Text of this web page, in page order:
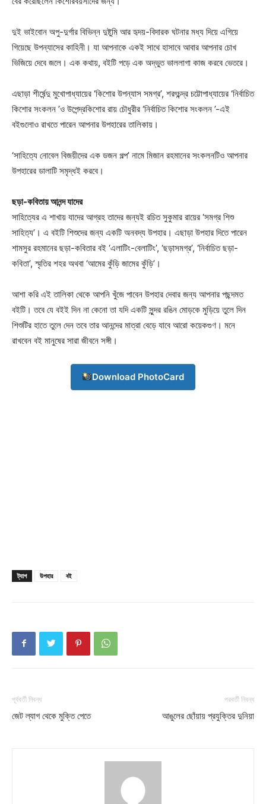
Champs21
Subscription Plans
My account
Download PhotoCard
দুই ভাইবোন অপু-দুর্গার বিভিন্ন দুষ্টুমি আর হৃদয়-বিদারক ঘটনার মধ্য দিয়ে এগিয়ে
গিয়েছে উপন্যাসের কাহিনী। যা আপনাকে একই সাথে হাসাবে আবার আপনার চোখ
ভিজিয়ে দেবে জলে। এক কথায়, বইটি পড়ে এক অদ্ভুত ভাললাগা কাজ করবে ভেতরে।
এছাড়া শীর্ষেন্দু মুখোপাধ্যায়ের ‘কিশোর উপন্যাস সমগ্র’, শরৎচন্দ্র চট্টোপাধ্যায়ের ‘নির্বাচিত
কিশোর সংকলন ’ও উপেন্দ্রকিশোর রায় চৌধুরীর ‘নির্বাচিত কিশোর সংকলন ’-এই
বইগুলোও রাখতে পারেন আপনার উপহারের তালিকায়।
‘সাহিত্যে নোবেল বিজয়ীদের এক ডজন গল্প’ নামে মিজান রহমানের সংকলনটিও আপনার
উপহারের ডালাটি সমৃদ্ধই করবে।
ছড়া-কবিতায় আনন্দ যাদের
সাহিত্যের এ শাখায় যাদের আগ্রহ তাদের জন্যই রচিত সুকুমার রায়ের ‘সমগ্র শিশু
সাহিত্য’। এ বইটি শিশুদের জন্য একটি অনবদ্য উপহার। এছাড়া উপহার দিতে পারেন
শামসুর রহমানের ছড়া-কবিতার বই ‘এলাটিং-বেলাটিং’, ‘ছড়াসমগ্র’, ‘নির্বাচিত ছড়া-
কবিতা’, স্মৃতির শহর অথবা ‘আমের কুঁড়ি জামের কুঁড়ি’।
আশা করি এই তালিকা থেকে আপনি খুঁজে পাবেন উপহার দেবার জন্য আপনার পছন্দমত
বইটি। তবে যে বইই দিন না কেনো তা যদি একটি সুন্দর রঙিন মোড়কে মুড়িয়ে তুলে দিন
শিশুটির হাতে তুলে দেন তবে তার আনন্দের মাত্রা বেড়ে যাবে আরো কয়েকগুণ। মনে
রাখবেন বই মানুষের সারা জীবনে সঙ্গী।
Download PhotoCard
ট্যাগ উপহার বই
পূর্ববর্তী নিবন্ধ
জেট ল্যাগ থেকে মুক্তি পেতে
পরবর্তী নিবন্ধ
আঙুলের ছোঁয়ায় প্রযুক্তির দুনিয়া